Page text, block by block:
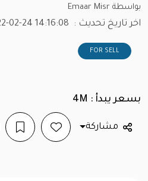
بواسطة Emaar Misr
اخر تاريخ تحديث : 02-24 14:16:08
FOR SELL
بسعر يبدأ : 4M
مشاركة